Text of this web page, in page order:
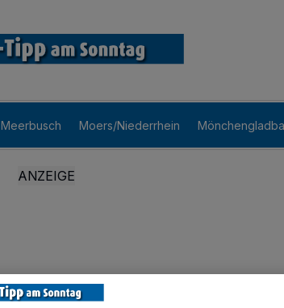
Meerbusch Moers/Niederrhein